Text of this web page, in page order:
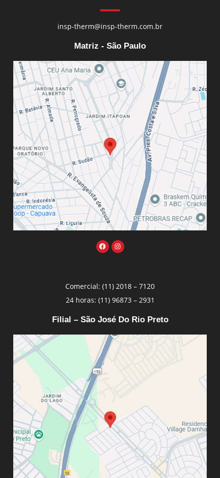
insp-therm@insp-therm.com.br
Matriz - São Paulo
Comercial: (11) 2018 – 7120
24 horas: (11) 96873 – 2931
Filial – São José Do Rio Preto